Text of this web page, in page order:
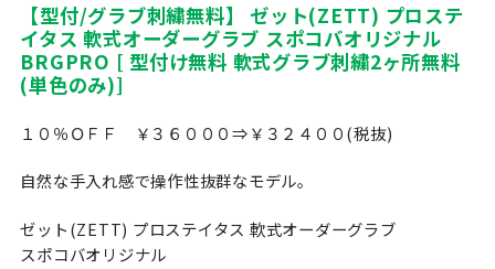
【型付/グラブ刺繍無料】 ゼット(ZETT) プロステ
イタス 軟式オーダーグラブ スポコバオリジナル
BRGPRO [ 型付け無料 軟式グラブ刺繍2ヶ所無料
(単色のみ)]
１０％ＯＦＦ ￥３６０００⇒￥３２４００(税抜)
自然な手入れ感で操作性抜群なモデル。
ゼット(ZETT) プロステイタス 軟式オーダーグラブ
スポコバオリジナル